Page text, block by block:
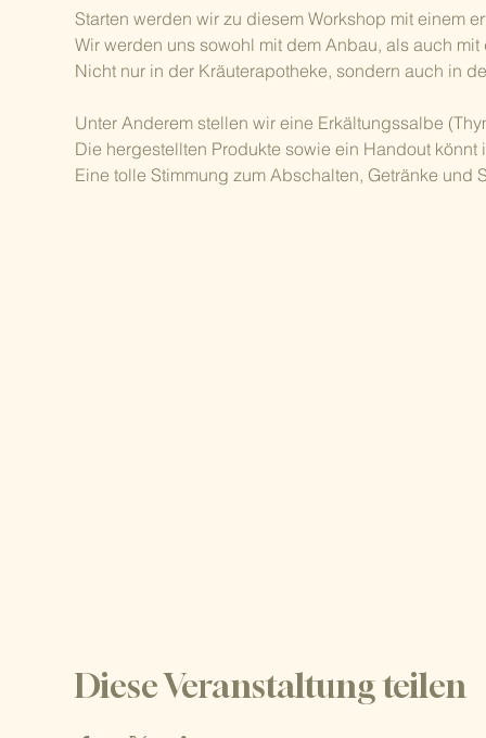
Starten werden wir zu diesem Workshop mit einem
Wir werden uns sowohl mit dem Anbau, als auch
Nicht nur in der Kräuterapotheke, sondern auch in
Unter Anderem stellen wir eine Erkältungssalbe
Die hergestellten Produkte sowie ein Handout
Eine tolle Stimmung zum Abschalten, Getränke und
Diese Veranstaltung teilen